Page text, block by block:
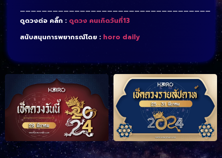
———————————————————————————————————
ดูดวงต่อ คลิ๊ก : ดูดวง คนเกิดวันที่13
สนับสนุนการพยากรณ์โดย : horo daily